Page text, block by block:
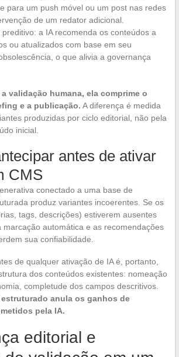
para um push móvel ou um post nas redes
de um redator adicional.
a IA recomenda os conteúdos a
ou atualizados com base em seu
o que alivia a governança
validação humana, ela comprime o
e a publicação. A diferença é medida
produzidas por ciclo editorial, não pela
inicial.
antes de ativar
CMS
conectado a uma base de
produz variantes incoerentes. Se os
tags, descrições) estiverem ausentes
marcação automática e as recomendações
sua confiabilidade.
de qualquer ativação de IA é, portanto,
dos conteúdos existentes: nomeação
completude dos campos descritivos.
anula os ganhos de
pela IA.
editorial e